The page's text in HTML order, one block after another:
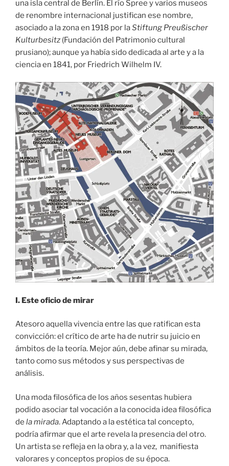
una isla central de Berlín. El río Spree y varios museos
de renombre internacional justifican ese nombre,
asociado a la zona en 1918 por laStiftung Preußischer
Kulturbesitz (Fundación del Patrimonio cultural
prusiano); aunque ya había sido dedicada al arte y a la
ciencia en 1841, por Friedrich Wilhelm IV.
I. Este oficio de mirar
Atesoro aquella vivencia entre las que ratifican esta
convicción: el crítico de arte ha de nutrir su juicio en
ámbitos de la teoría. Mejor aún, debe afinar su mirada,
tanto como sus métodos y sus perspectivas de
análisis.
Una moda filosófica de los años sesentas hubiera
podido asociar tal vocación a la conocida idea filosófica
de lamirada. Adaptando a la estética tal concepto,
podría afirmar que el arte revela la presencia del otro.
Un artista se refleja en la obra y, a la vez, manifiesta
valorares y conceptos propios de su época.